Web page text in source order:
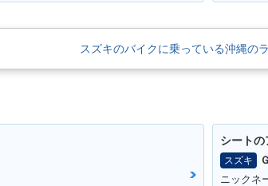
スズキのバイクに乗っている沖縄の
シートの
スズキ
ニックネ